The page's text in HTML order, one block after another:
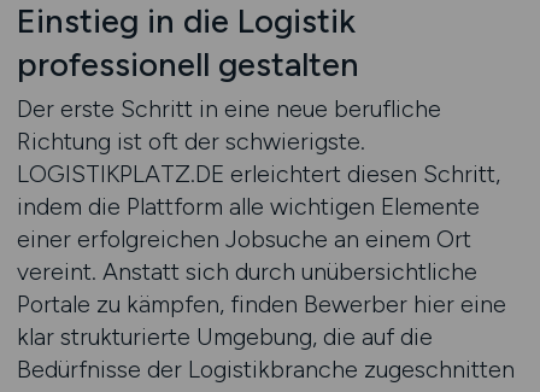
Einstieg in die Logistik
professionell gestalten
Der erste Schritt in eine neue berufliche
Richtung ist oft der schwierigste.
LOGISTIKPLATZ.DE erleichtert diesen Schritt,
indem die Plattform alle wichtigen Elemente
einer erfolgreichen Jobsuche an einem Ort
vereint. Anstatt sich durch unübersichtliche
Portale zu kämpfen, finden Bewerber hier eine
klar strukturierte Umgebung, die auf die
Bedürfnisse der Logistikbranche zugeschnitten